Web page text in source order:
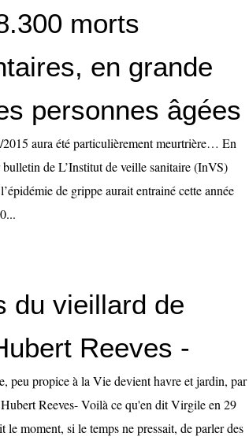
morts
en grande
personnes âgées
aura été particulièrement meurtrière… En
de L’Institut de veille sanitaire (InVS)
de grippe aurait entrainé cette année
du vieillard de
Reeves -
peu propice à la Vie devient havre et jardin, par
Reeves- Voilà ce qu'en dit Virgile en 29
le moment, si le temps ne pressait, de parler des